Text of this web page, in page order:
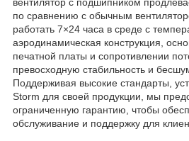
по сравнению с обычным
работать 7×24 часа в среде с
аэродинамическая конструкция,
печатной платы и сопротивлении
превосходную стабильность и
Поддерживая высокие стандарты,
Storm для своей продукции, мы
ограниченную гарантию, чтобы
обслуживание и поддержку для